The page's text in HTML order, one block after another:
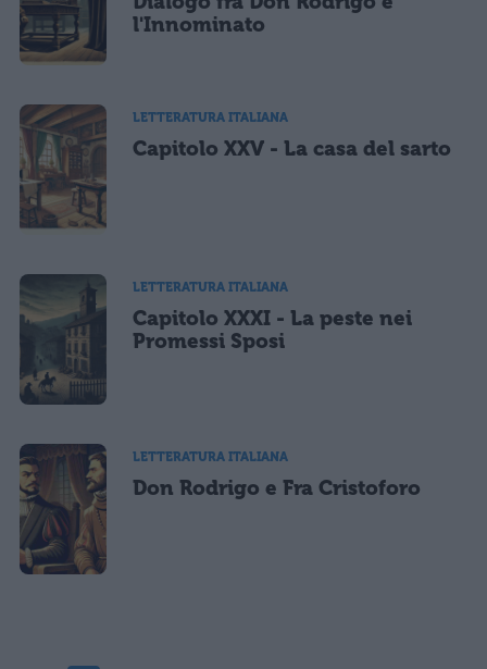
l'Innominato
LETTERATURA ITALIANA
Capitolo XXV - La casa del sarto
LETTERATURA ITALIANA
Capitolo XXXI - La peste nei
Promessi Sposi
LETTERATURA ITALIANA
Don Rodrigo e Fra Cristoforo